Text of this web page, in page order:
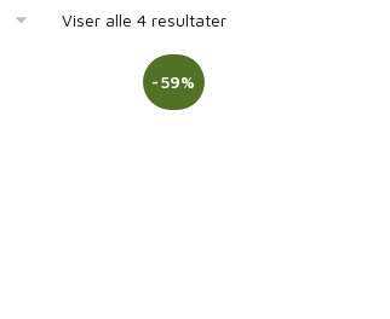
Viser alle 4 resultater
-59%